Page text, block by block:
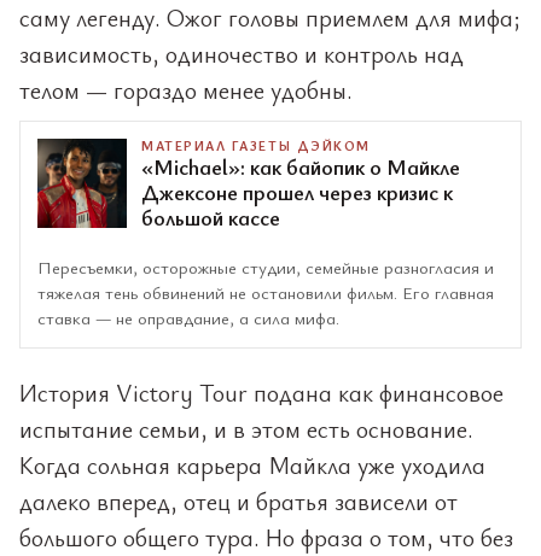
саму легенду. Ожог головы приемлем для мифа;
зависимость, одиночество и контроль над
телом — гораздо менее удобны.
МАТЕРИАЛ ГАЗЕТЫ ДЭЙКОМ
«Michael»: как байопик о Майкле
Джексоне прошел через кризис к
большой кассе
Пересъемки, осторожные студии, семейные разногласия и
тяжелая тень обвинений не остановили фильм. Его главная
ставка — не оправдание, а сила мифа.
История Victory Tour подана как финансовое
испытание семьи, и в этом есть основание.
Когда сольная карьера Майкла уже уходила
далеко вперед, отец и братья зависели от
большого общего тура. Но фраза о том, что без